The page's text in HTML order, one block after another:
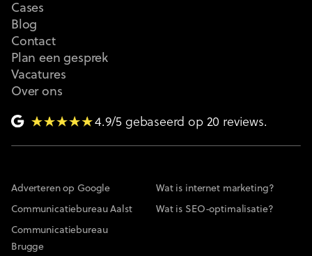
Cases
Blog
Contact
Plan een gesprek
Vacatures
Over ons
4.9/5 gebaseerd op 20 reviews.
Adverteren op Google
Communicatiebureau Aalst
Communicatiebureau
Brugge
Wat is internet marketing?
Wat is SEO-optimalisatie?